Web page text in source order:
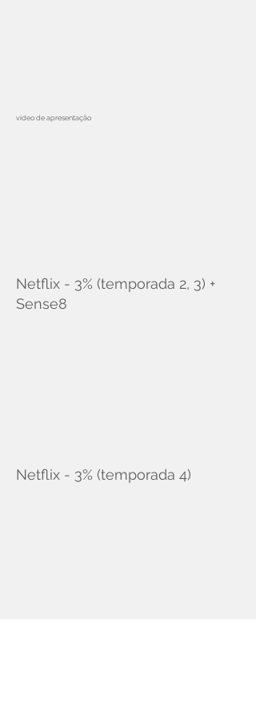
vídeo de apresentação
Netflix - 3% (temporada 2, 3) +
Sense8
Netflix - 3% (temporada 4)